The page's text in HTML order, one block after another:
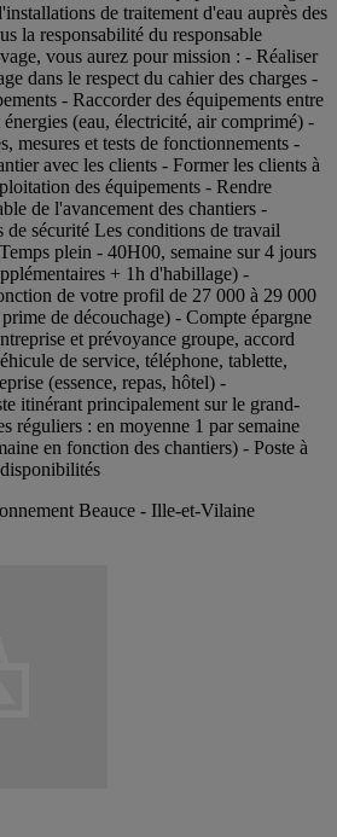
de traitement d'eau auprès des
la responsabilité du responsable
vous aurez pour mission : - Réaliser
dans le respect du cahier des charges -
- Raccorder des équipements entre
(eau, électricité, air comprimé) -
mesures et tests de fonctionnements -
avec les clients - Former les clients à
des équipements - Rendre
de l'avancement des chantiers -
de sécurité Les conditions de travail
plein - 40H00, semaine sur 4 jours
+ 1h d'habillage) -
de votre profil de 27 000 à 29 000
de découchage) - Compte épargne
et prévoyance groupe, accord
de service, téléphone, tablette,
(essence, repas, hôtel) -
itinérant principalement sur le grand-
réguliers : en moyenne 1 par semaine
en fonction des chantiers) - Poste à
Beauce - Ille-et-Vilaine